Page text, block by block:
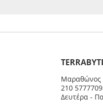
Μαραθώνος
210 5777709
Δευτέρα -